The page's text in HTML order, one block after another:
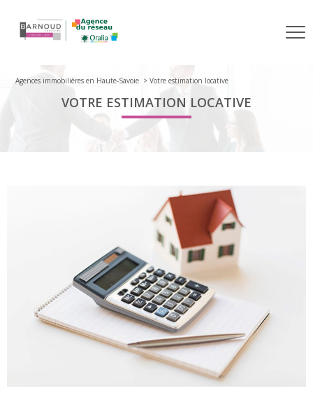
Agences immobilières en Haute-Savoie Votre estimation locative
VOTRE ESTIMATION LOCATIVE